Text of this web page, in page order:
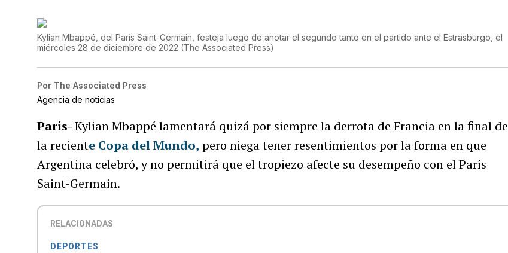
Kylian Mbappé, del París Saint-Germain, festeja luego de anotar el segundo tanto en el partido ante el Estrasburgo, el
miércoles 28 de diciembre de 2022 (The Associated Press)
Por The Associated Press
Agencia de noticias
Paris-Kylian Mbappé lamentará quizá por siempre la derrota de Francia en la final de
la reciente Copa del Mundo, pero niega tener resentimientos por la forma en que
Argentina celebró, y no permitirá que el tropiezo afecte su desempeño con el París
Saint-Germain.
RELACIONADAS
DEPORTES